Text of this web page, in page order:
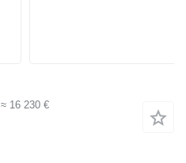
≈ 16 230 €